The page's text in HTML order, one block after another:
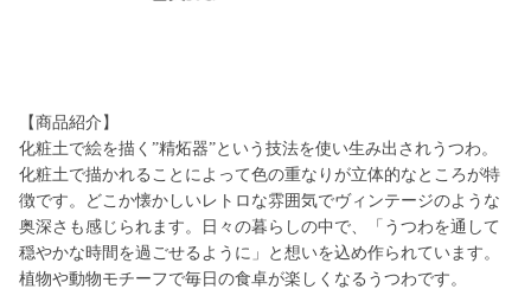
【商品紹介】
化粧土で絵を描く”精炻器”という技法を使い生み出されうつわ。
化粧土で描かれることによって色の重なりが立体的なところが特
徴です。どこか懐かしいレトロな雰囲気でヴィンテージのような
奥深さも感じられます。日々の暮らしの中で、「うつわを通して
穏やかな時間を過ごせるように」と想いを込め作られています。
植物や動物モチーフで毎日の食卓が楽しくなるうつわです。